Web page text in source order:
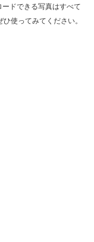
拶へマッスルプラ
」にてマッス
ドできる写真はすべて
使ってみてください。